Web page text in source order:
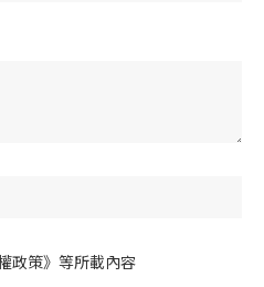
政策》 等所載內容